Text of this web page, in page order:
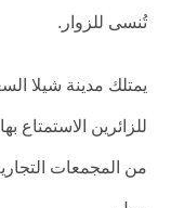
تُنسى للزوار.
يمتلك مدينة شيلا
للزائرين الاستمتاع
من المجمعات